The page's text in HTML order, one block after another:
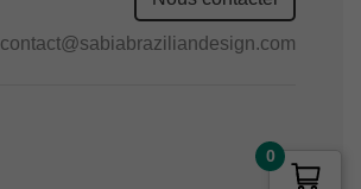
contact@sabiabraziliandesign.com
0